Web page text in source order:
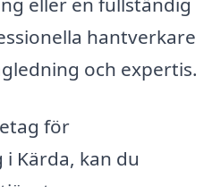
hantverkare
och expertis.
för
Kärda, kan du